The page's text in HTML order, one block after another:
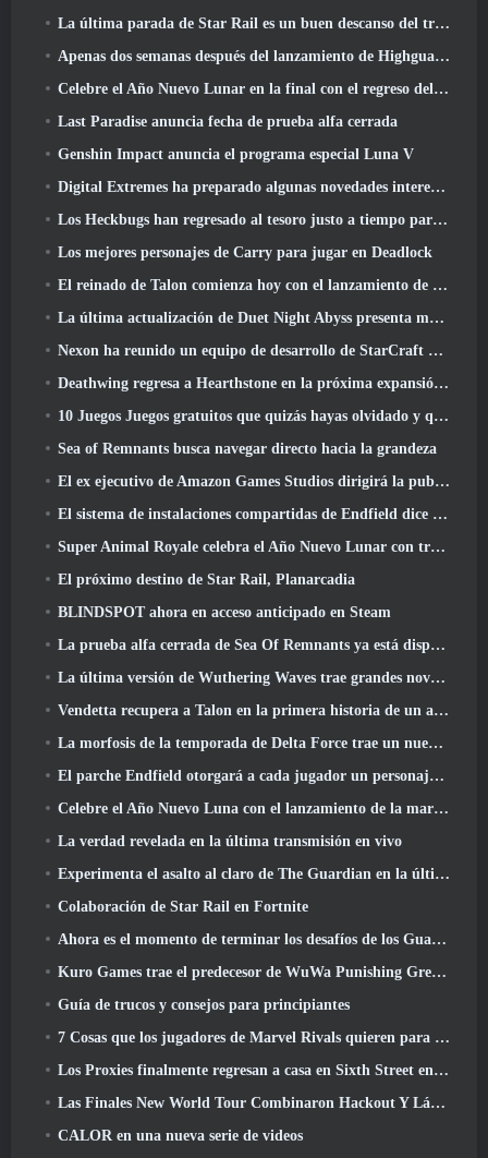
La última parada de Star Rail es un buen descanso del trauma
Apenas dos semanas después del lanzamiento de Highguard, Wildlight Entertainment anuncia despidos
Celebre el Año Nuevo Lunar en la final con el regreso del 'Modo Bank It'
Last Paradise anuncia fecha de prueba alfa cerrada
Genshin Impact anuncia el programa especial Luna V
Digital Extremes ha preparado algunas novedades interesantes para celebrar el Año Nuevo Lunar en Warframe
Los Heckbugs han regresado al tesoro justo a tiempo para la temporada del amor
Los mejores personajes de Carry para jugar en Deadlock
El reinado de Talon comienza hoy con el lanzamiento de la temporada de Overwatch 1: Conquista
La última actualización de Duet Night Abyss presenta monturas
Nexon ha reunido un equipo de desarrollo de StarCraft Shooter según un informe de un medio coreano
Deathwing regresa a Hearthstone en la próxima expansión de Cataclysm
10 Juegos Juegos gratuitos que quizás hayas olvidado y que participan en el PvP Fest de Steam
Sea of ​​Remnants busca navegar directo hacia la grandeza
El ex ejecutivo de Amazon Games Studios dirigirá la publicación occidental de Aion 2
El sistema de instalaciones compartidas de Endfield dice sobre los jugadores
Super Animal Royale celebra el Año Nuevo Lunar con tres semanas de eventos de Super Horse
El próximo destino de Star Rail, Planarcadia
BLINDSPOT ahora en acceso anticipado en Steam
La prueba alfa cerrada de Sea Of Remnants ya está disponible
La última versión de Wuthering Waves trae grandes novedades y cambios en la calidad de vida
Vendetta recupera a Talon en la primera historia de un año de duración en Overwatch (Sin "2", Blizzard está dejando eso)
La morfosis de la temporada de Delta Force trae un nuevo mapa, Modos, Y mejoras solicitadas por los jugadores
El parche Endfield otorgará a cada jugador un personaje gratuito de seis estrellas de su elección
Celebre el Año Nuevo Luna con el lanzamiento de la maravilla invernal de Palia: Actualización de Año Nuevo de Riffrocin
La verdad revelada en la última transmisión en vivo
Experimenta el asalto al claro de The Guardian en la última actualización de Guild Wars 2 que comienza hoy
Colaboración de Star Rail en Fortnite
Ahora es el momento de terminar los desafíos de los Guardianes de la Llama en Path Of Exile durante Legacy Of Phrecia
Kuro Games trae el predecesor de WuWa Punishing Grey Raven a Steam
Guía de trucos y consejos para principiantes
7 Cosas que los jugadores de Marvel Rivals quieren para el juego 2026
Los Proxies finalmente regresan a casa en Sixth Street en la versión de Zenless Zone Zero 2.6 Actualizar
Las Finales New World Tour Combinaron Hackout Y Láseres Orbitales
CALOR en una nueva serie de videos